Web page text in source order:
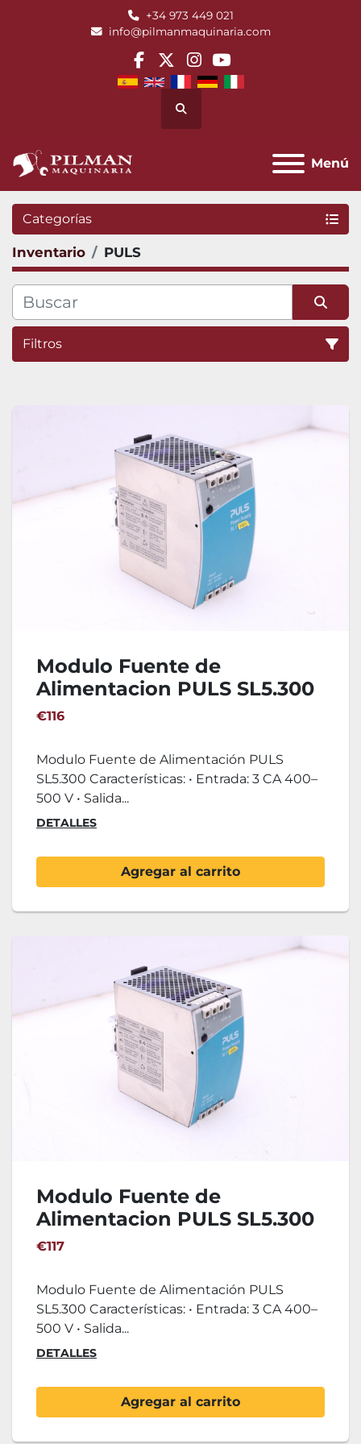
+34 973 449 021
info@pilmanmaquinaria.com
facebook
twitterinstagram
youtube
Buscar
Menú
Categorías
Inventario PULS
Filtros
Modulo Fuente de
Alimentacion PULS SL5.300
€116
Modulo Fuente de Alimentación PULS
SL5.300 Características: • Entrada: 3 CA 400–
500 V • Salida...
DETALLES
Agregar al carrito
Modulo Fuente de
Alimentacion PULS SL5.300
€117
Modulo Fuente de Alimentación PULS
SL5.300 Características: • Entrada: 3 CA 400–
500 V • Salida...
DETALLES
Agregar al carrito